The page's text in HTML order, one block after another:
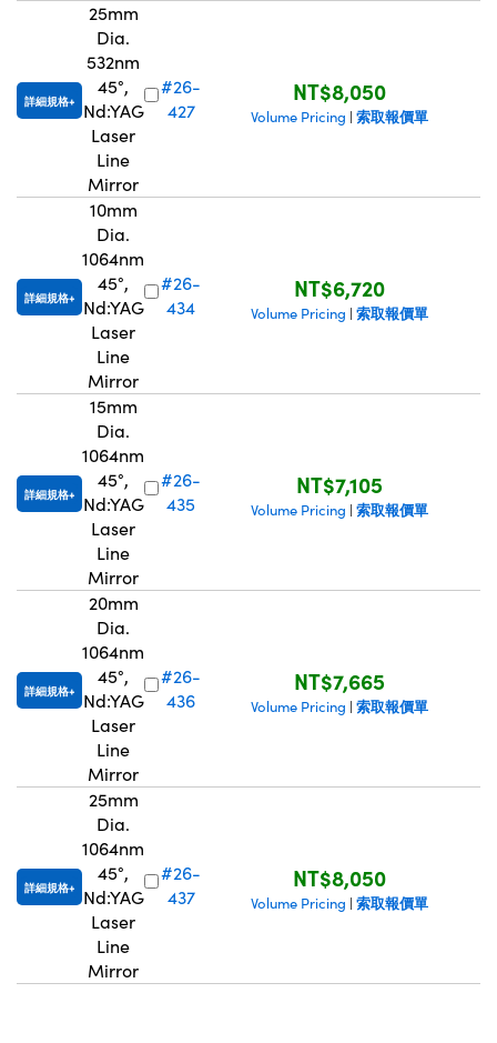
詳細規格
25mm
Dia.
532nm
45°,
Nd:YAG
Laser
Line
Mirror
#26-
427
NT$8,050
Volume Pricing | 索取報價單
詳細規格
10mm
Dia.
1064nm
45°,
Nd:YAG
Laser
Line
Mirror
#26-
434
NT$6,720
Volume Pricing | 索取報價單
詳細規格
15mm
Dia.
1064nm
45°,
Nd:YAG
Laser
Line
Mirror
#26-
435
NT$7,105
Volume Pricing | 索取報價單
詳細規格
20mm
Dia.
1064nm
45°,
Nd:YAG
Laser
Line
Mirror
#26-
436
NT$7,665
Volume Pricing | 索取報價單
詳細規格
25mm
Dia.
1064nm
45°,
Nd:YAG
Laser
Line
Mirror
#26-
437
NT$8,050
Volume Pricing | 索取報價單